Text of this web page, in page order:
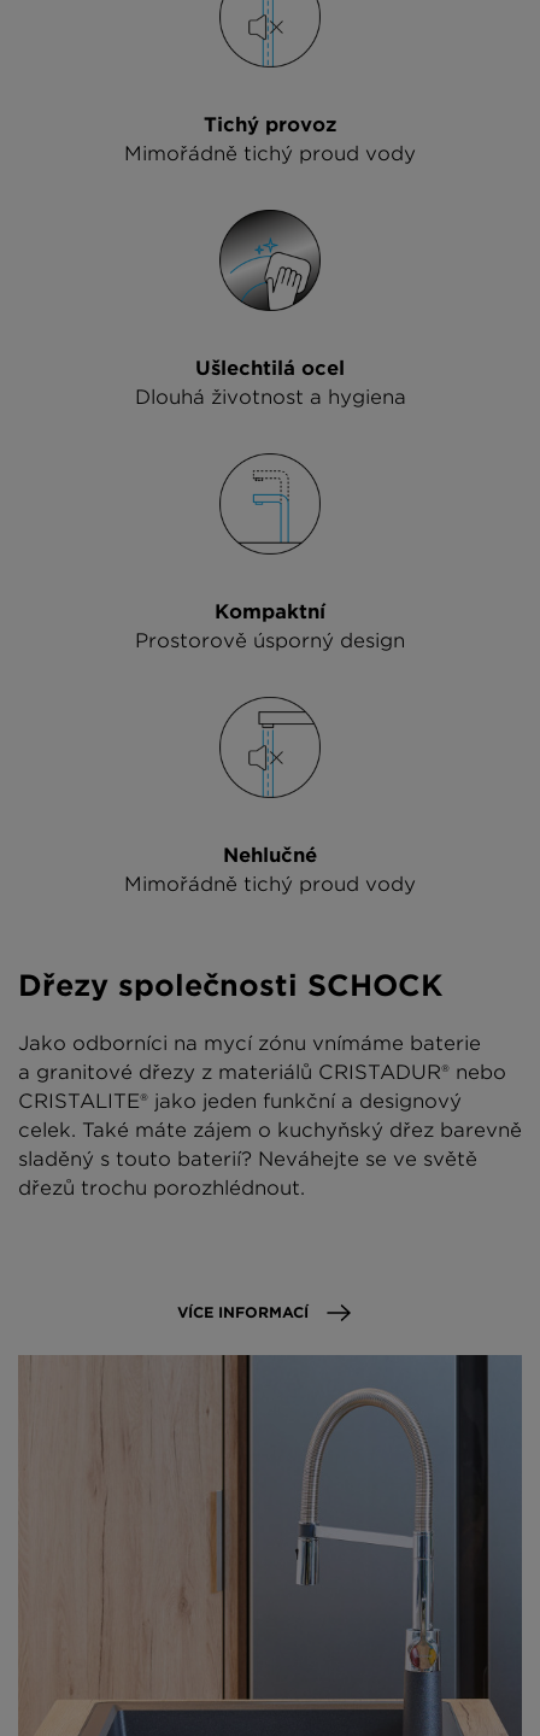
Tichý provoz
Mimořádně tichý proud vody
Ušlechtilá ocel
Dlouhá životnost a hygiena
Kompaktní
Prostorově úsporný design
Nehlučné
Mimořádně tichý proud vody
Dřezy společnosti SCHOCK
Jako odborníci na mycí zónu vnímáme baterie
a granitové dřezy z materiálů CRISTADUR® nebo
CRISTALITE® jako jeden funkční a designový
celek. Také máte zájem o kuchyňský dřez barevně
sladěný s touto baterií? Neváhejte se ve světě
dřezů trochu porozhlédnout.
VÍCE INFORMACÍ